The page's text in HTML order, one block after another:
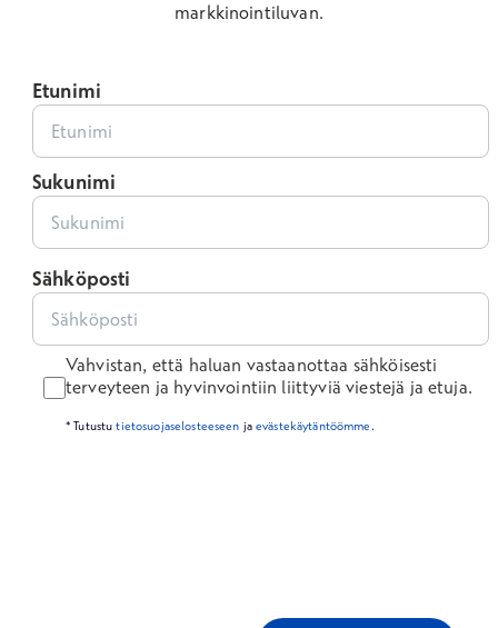
markkinointiluvan.
Etunimi
Sukunimi
Sähköposti
Vahvistan, että haluan vastaanottaa sähköisesti
terveyteen ja hyvinvointiin liittyviä viestejä ja etuja.
* Tutustutietosuojaselosteeseen jaevästekäytäntöömme.